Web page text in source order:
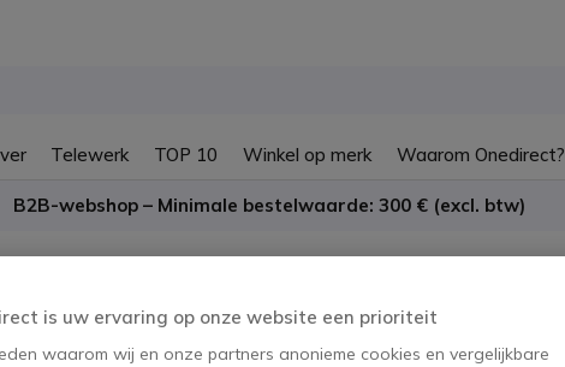
Telewerk TOP 10 Winkel op merk Waarom Onedirect?
B2B-webshop – Minimale bestelwaarde: 300 € (excl. btw)
accessoires Evoko
is uw ervaring op onze website een prioriteit
waarom wij en onze partners anonieme cookies en vergelijkbare